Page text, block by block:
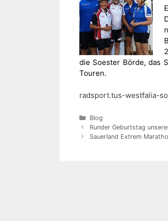
die Soester Börde, das
Touren.
radsport.tus-westfalia-
Kategorien
Blog
Runder Geburtstag
Sauerland Extrem